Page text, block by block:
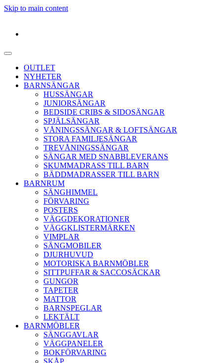
Skip to main content
OUTLET
NYHETER
BARNSÄNGAR
HUSSÄNGAR
JUNIORSÄNGAR
BEDSIDE CRIBS & SIDOSÄNGAR
SPJÄLSÄNGAR
VÅNINGSSÄNGAR & LOFTSÄNGAR
STORA FAMILJESÄNGAR
TREVÅNINGSSÄNGAR
SÄNGAR MED SNABBLEVERANS
SKUMMADRASS TILL BARN
BÄDDMADRASSER TILL BARN
BARNRUM
SÄNGHIMMEL
FÖRVARING
POSTERS
VÄGGDEKORATIONER
VÄGGKLISTERMÄRKEN
VIMPLAR
SÄNGMOBILER
DJURHUVUD
MOTORISKA BARNMÖBLER
SITTPUFFAR & SACCOSÄCKAR
GUNGOR
TAPETER
MATTOR
BARNSPEGLAR
LEKTÄLT
BARNMÖBLER
SÄNGGAVLAR
VÄGGPANELER
BOKFÖRVARING
SKÅP